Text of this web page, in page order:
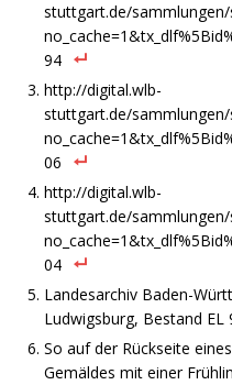
stuttgart.de/
94
http://digital.wlb-
stuttgart.de/
06
http://digital.wlb-
stuttgart.de/
04
Landesarchiv Baden-
Ludwigsburg, Bestand EL
So auf der Rückseite
Gemäldes mit einer